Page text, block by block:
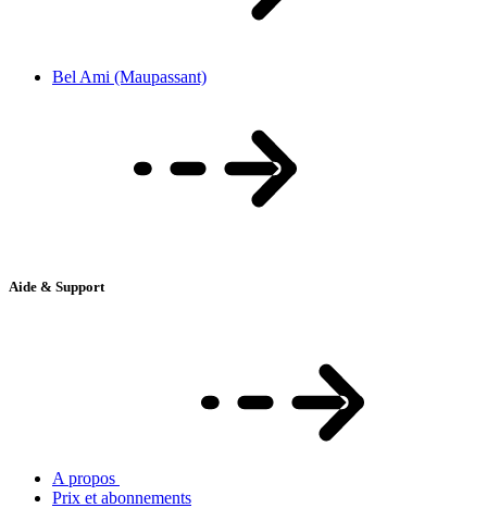
Bel Ami (Maupassant)
Aide & Support
A propos
Prix et abonnements